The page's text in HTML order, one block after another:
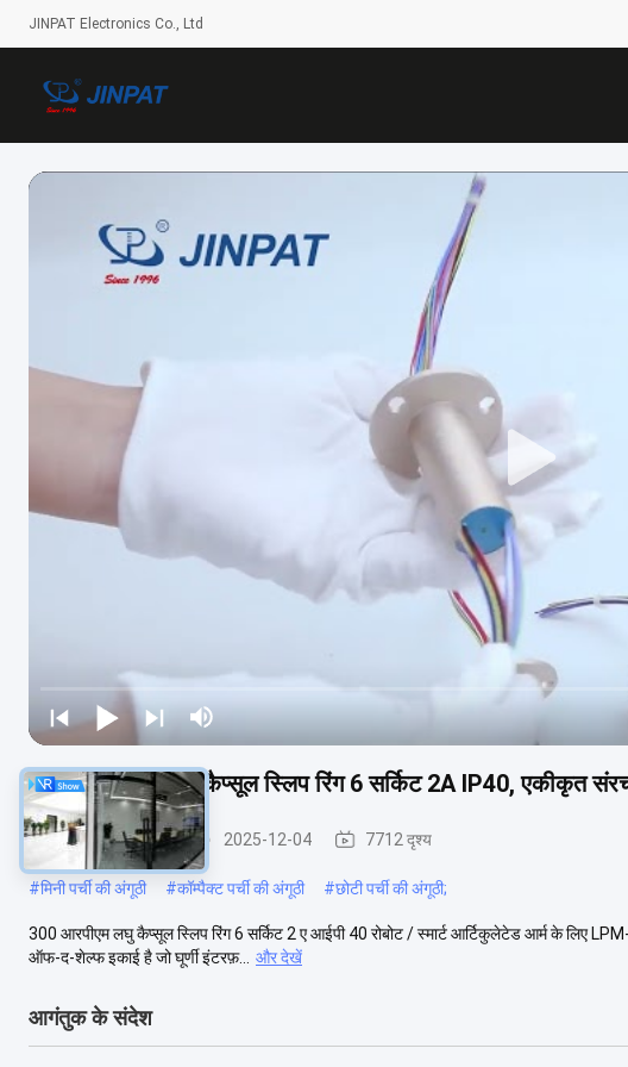
JINPAT Electronics Co., Ltd
300RPM मिनिएचर कैप्सूल स्लिप रिंग 6 सर्किट 2A IP40, एकीकृत
कैप्सूल पर्ची की अंगूठी 2025-12-04 7712 दृश्य
#मिनी पर्ची की अंगूठी #कॉम्पैक्ट पर्ची की अंगूठी #छोटी पर्ची की अंगूठी;
300 आरपीएम लघु कैप्सूल स्लिप रिंग 6 सर्किट 2 ए आईपी 40 रोबोट / स्मार्ट आर्टिकुलेटेड आर्म के लिए
ऑफ-द-शेल्फ इकाई है जो घूर्णी इंटरफ़...
और देखें
आगंतुक के संदेश